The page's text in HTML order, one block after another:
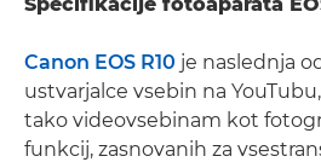
Canon EOS R10 je naslednja
ustvarjalce vsebin na
tako videovsebinam kot
funkcij, zasnovanih za